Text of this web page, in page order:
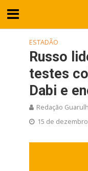
ESTADÃO
Russo
testes
Dabi e
Redação
15 de